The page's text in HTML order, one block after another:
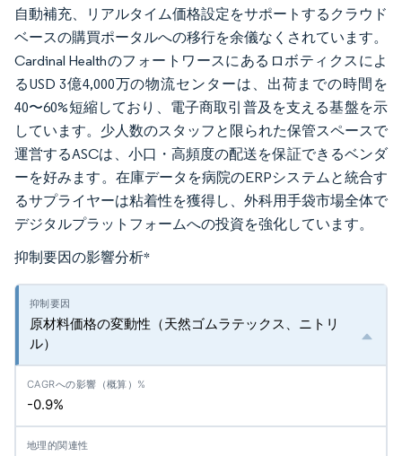
自動補充、リアルタイム価格設定をサポートするクラウド
ベースの購買ポータルへの移行を余儀なくされています。
Cardinal Healthのフォートワースにあるロボティクスによ
るUSD 3億4,000万の物流センターは、出荷までの時間を
40〜60%短縮しており、電子商取引普及を支える基盤を示
しています。少人数のスタッフと限られた保管スペースで
運営するASCは、小口・高頻度の配送を保証できるベンダ
ーを好みます。在庫データを病院のERPシステムと統合す
るサプライヤーは粘着性を獲得し、外科用手袋市場全体で
デジタルプラットフォームへの投資を強化しています。
抑制要因の影響分析*
原材料価格の変動性（天然ゴムラテックス、ニトリ
ル）
-0.9%